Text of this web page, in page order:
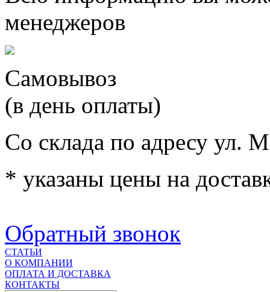
менеджеров
Самовывоз
(в день оплаты)
Со склада по адресу ул.
* указаны цены на
Обратный звонок
СТАТЬИ
О КОМПАНИИ
ОПЛАТА И ДОСТАВКА
КОНТАКТЫ